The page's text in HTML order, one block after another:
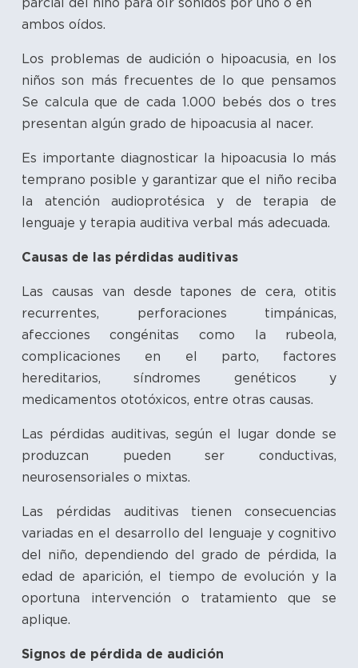
ambos oídos.
Los problemas de audición o hipoacusia, en los
niños son más frecuentes de lo que pensamos
Se calcula que de cada 1.000 bebés dos o tres
presentan algún grado de hipoacusia al nacer.
Es importante diagnosticar la hipoacusia lo más
temprano posible y garantizar que el niño reciba
la atención audioprotésica y de terapia de
lenguaje y terapia auditiva verbal más adecuada.
Causas de las pérdidas auditivas
Las causas van desde tapones de cera, otitis
recurrentes, perforaciones timpánicas,
afecciones congénitas como la rubeola,
complicaciones en el parto, factores
hereditarios, síndromes genéticos y
medicamentos ototóxicos, entre otras causas.
Las pérdidas auditivas, según el lugar donde se
produzcan pueden ser conductivas,
neurosensoriales o mixtas.
Las pérdidas auditivas tienen consecuencias
variadas en el desarrollo del lenguaje y cognitivo
del niño, dependiendo del grado de pérdida, la
edad de aparición, el tiempo de evolución y la
oportuna intervención o tratamiento que se
aplique.
Signos de pérdida de audición